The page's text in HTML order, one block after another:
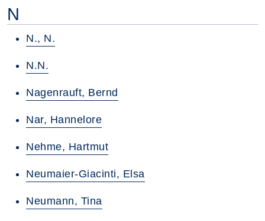
N
N., N.
N.N.
Nagenrauft, Bernd
Nar, Hannelore
Nehme, Hartmut
Neumaier-Giacinti, Elsa
Neumann, Tina